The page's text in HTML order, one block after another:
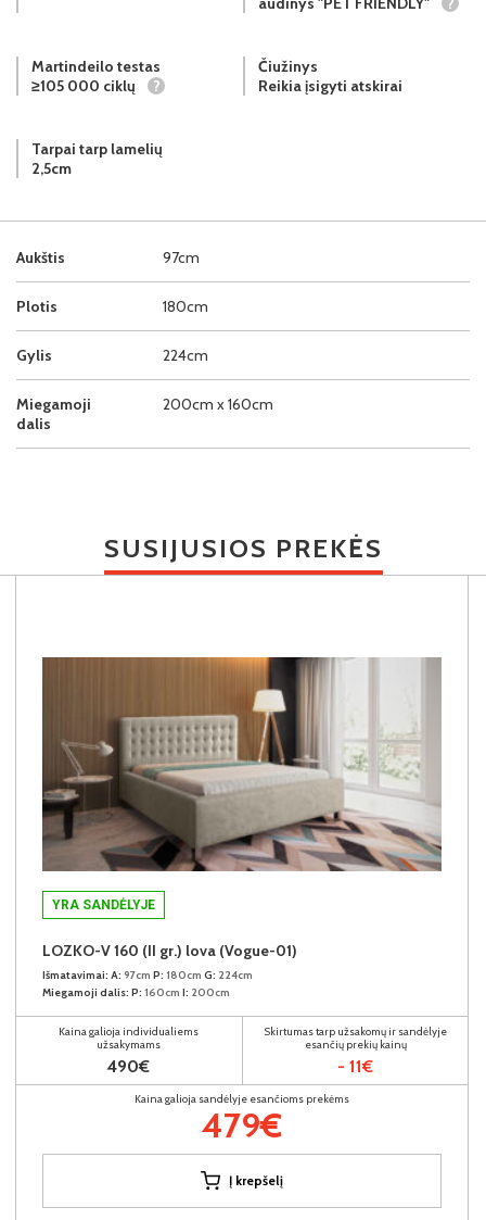
Aukštis 97cm
Plotis 180cm
Gylis 224cm
Miegamoji
dalis
200cm x 160cm
Martindeilo testas
≥105 000 ciklų
?
Čiužinys
Reikia įsigyti atskirai
Tarpai tarp lamelių
2,5cm
SUSIJUSIOS PREKĖS
YRA SANDĖLYJE
LOZKO-V 160 (II gr.) lova (Vogue-01)
Išmatavimai: A: 97cm P: 180cm G: 224cm
Miegamoji dalis: P: 160cm I: 200cm
Kaina galioja individualiems
užsakymams
490€
Skirtumas tarp užsakomų ir sandėlyje
esančių prekių kainų
- 11€
Kaina galioja sandėlyje esančioms prekėms
479€
Į krepšelį